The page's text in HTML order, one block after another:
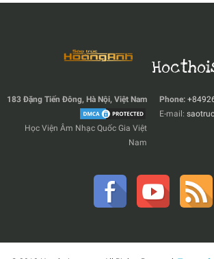
Phone:
E-mail:
183 Đặng Tiến Đông, Hà Nội, Việt Nam
Học Viện Âm Nhạc Quốc Gia Việt
Nam